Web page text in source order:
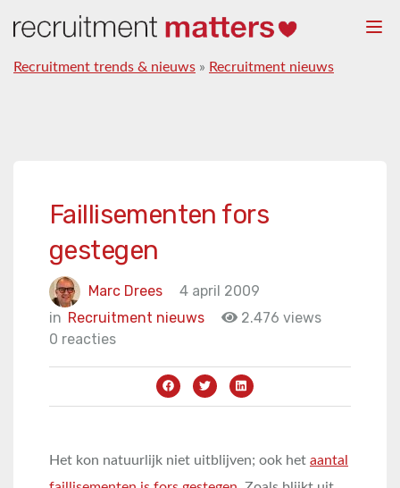
Recruitment trends & nieuws » Recruitment nieuws
Faillisementen fors
gestegen
Marc Drees
4 april 2009
in Recruitment nieuws
2.476 views
0 reacties
Het kon natuurlijk niet uitblijven; ook het aantal